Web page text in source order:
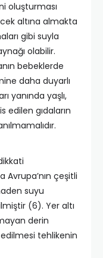
oluşturması
altına almakta
gibi suyla
olabilir.
bebeklerde
daha duyarlı
yanında yaşlı,
edilen gıdaların
Avrupa’nın çeşitli
suyu
(6). Yer altı
derin
tehlikenin